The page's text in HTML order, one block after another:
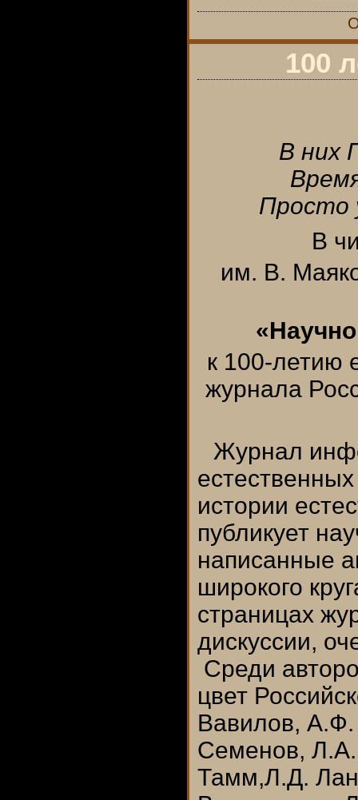
100
В них
Просто
В
им. В.
к 100-летию
журнала
Журнал
истории
публикует
написанные
широкого
страницах
дискуссии,
Среди
цвет
Вавилов,
Семенов,
Тамм,Л.Д.